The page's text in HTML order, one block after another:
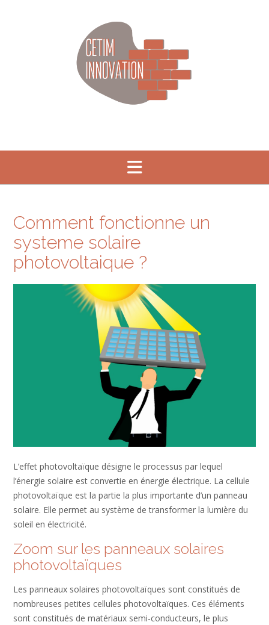
Comment fonctionne un
systeme solaire
photovoltaique ?
L’effet photovoltaïque désigne le processus par lequel
l’énergie solaire est convertie en énergie électrique. La cellule
photovoltaïque est la partie la plus importante d’un panneau
solaire. Elle permet au système de transformer la lumière du
soleil en électricité.
Zoom sur les panneaux solaires
photovoltaïques
Les panneaux solaires photovoltaïques sont constitués de
nombreuses petites cellules photovoltaïques. Ces éléments
sont constitués de matériaux semi-conducteurs, le plus